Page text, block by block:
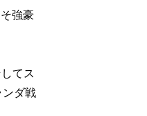
強豪
てス
ダ戦